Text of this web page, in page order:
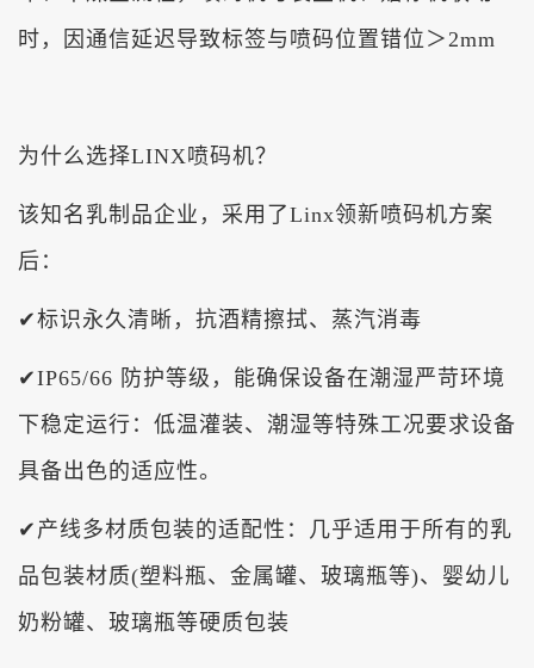
时，因通信延迟导致标签与喷码位置错位＞2mm
为什么选择LINX喷码机？
该知名乳制品企业，采用了Linx领新喷码机方案
后：
✔标识永久清晰，抗酒精擦拭、蒸汽消毒
✔IP65/66 防护等级，能确保设备在潮湿严苛环境
下稳定运行：低温灌装、潮湿等特殊工况要求设备
具备出色的适应性。
✔产线多材质包装的适配性：几乎适用于所有的乳
品包装材质(塑料瓶、金属罐、玻璃瓶等)、婴幼儿
奶粉罐、玻璃瓶等硬质包装